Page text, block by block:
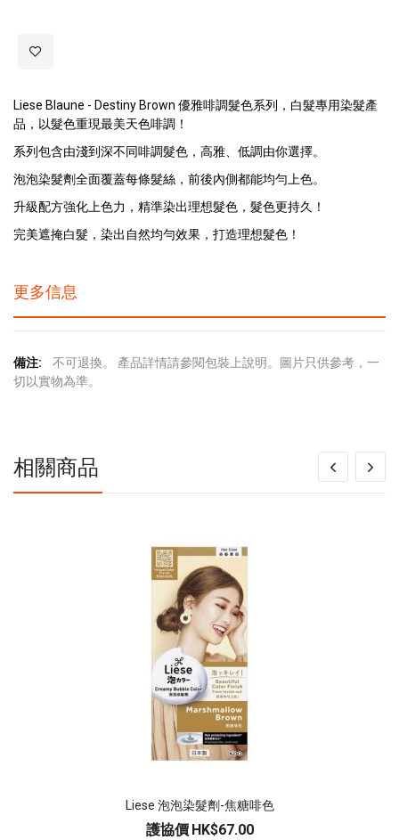
Liese Blaune - Destiny Brown 優雅啡調髮色系列，白髮專用染髮產
品，以髮色重現最美天色啡調！
系列包含由淺到深不同啡調髮色，高雅、低調由你選擇。
泡泡染髮劑全面覆蓋每條髮絲，前後內側都能均勻上色。
升級配方強化上色力，精準染出理想髮色，髮色更持久！
完美遮掩白髮，染出自然均勻效果，打造理想髮色！
更多信息
更
多
不可退換。 產品詳情請參閱包裝上說明。圖片只供參考，一
切以實物為準。
相關商品
Liese 泡泡染髮劑-焦糖啡色
護協價 HK$67.00